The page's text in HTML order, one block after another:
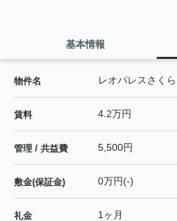
基本情報
物件名 レオパレスさくら
賃料 4.2万円
管理 / 共益費 5,500円
敷金(保証金) 0万円(-)
礼金 1ヶ月